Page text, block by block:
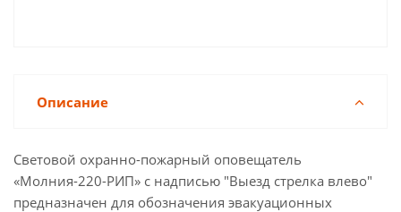
Описание
Световой охранно-пожарный оповещатель
«Молния-220-РИП» с надписью "Выезд стрелка влево"
предназначен для обозначения эвакуационных